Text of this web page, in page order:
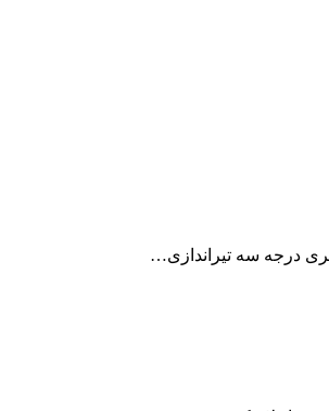
درجه سه تیراندازی…